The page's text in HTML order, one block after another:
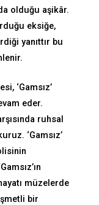
olduğu aşikâr.
eksiğe,
yanıttır bu
‘Gamsız’
eder.
ruhsal
‘Gamsız’
müzelerde
bir